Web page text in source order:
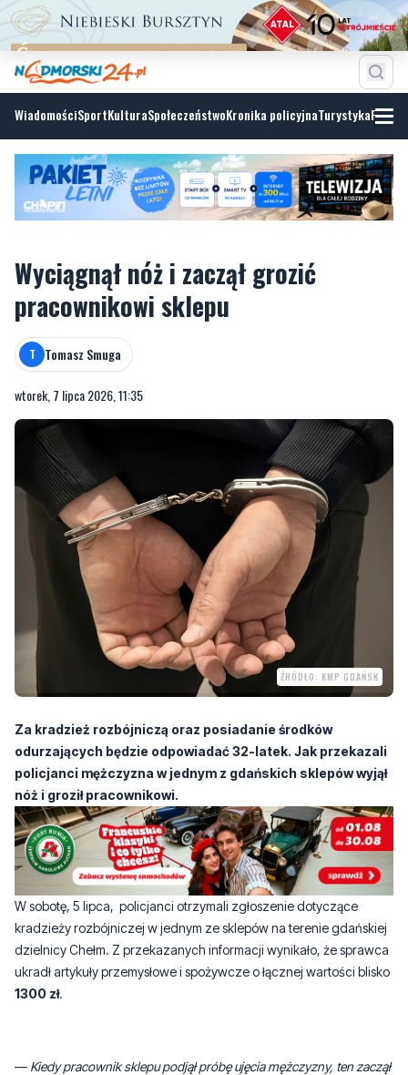
WiadomościSportKulturaSpołeczeństwoKronika policyjnaTurystyka
Wyciągnął nóż i zaczął grozić
T Tomasz Smuga
ŹRÓDŁO: KMP GDAŃSK
Za kradzież rozbójniczą oraz posiadanie środków
odurzających będzie odpowiadać 32-latek. Jak przekazali
nóż i groził pracownikowi.
W sobotę, 5 lipca, policjanci otrzymali zgłoszenie dotyczące
kradzieży rozbójniczej w jednym ze sklepów na terenie gdańskiej
dzielnicy Chełm. Z przekazanych informacji wynikało, że sprawca
ukradł artykuły przemysłowe i spożywcze o łącznej wartości blisko
1300 zł.
—Kiedy pracownik sklepu podjął próbę ujęcia mężczyzny, ten zaczął
oficer prasowy Komendy Miejskiej Policji w Gdańsku.